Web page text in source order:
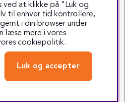
2025 CARSound
Odense C - Tlf. 70 70 70 47
ved at klikke på "Luk og
til enhver tid kontrollere,
i din browser under
læse mere i vores
cookiepolitik.
Luk og accepter